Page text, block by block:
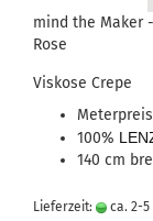
mind the Maker
Rose
Viskose Crepe
100%
140 cm
Lieferzeit: ca. 2-5